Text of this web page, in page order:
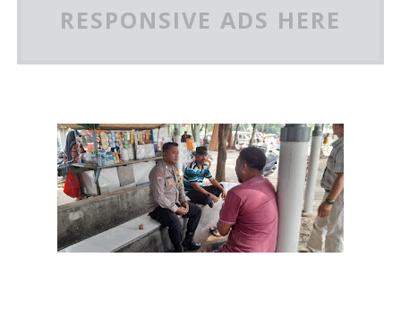
RESPONSIVE ADS HERE